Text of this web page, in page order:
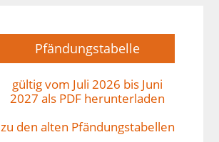
Pfändungstabelle
gültig vom Juli 2026 bis Juni
2027 als PDF herunterladen
zu den alten Pfändungstabellen